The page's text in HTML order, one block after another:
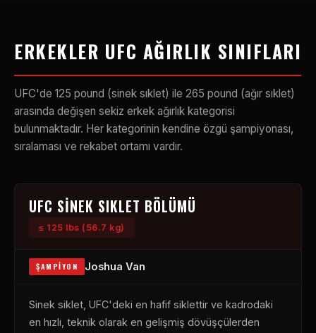
ERKEKLER UFC AĞIRLIK SINIFLARI
UFC'de 125 pound (sinek sıklet) ile 265 pound (ağır sıklet)
arasında değişen sekiz erkek ağırlık kategorisi
bulunmaktadır. Her kategorinin kendine özgü şampiyonası,
sıralaması ve rekabet ortamı vardır.
UFC SINEK SIKLET BÖLÜMÜ
≤ 125 lbs (56.7 kg)
ŞAMPIYON Joshua Van
Sinek siklet, UFC'deki en hafif siklettir ve kadrodaki
en hızlı, teknik olarak en gelişmiş dövüşçülerden